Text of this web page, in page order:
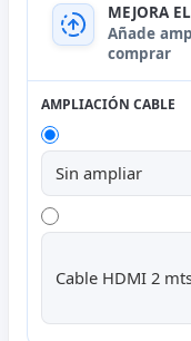
MEJORA
Añade
comprar
AMPLIACIÓN CABLE
Sin ampliar
Cable HDMI 2